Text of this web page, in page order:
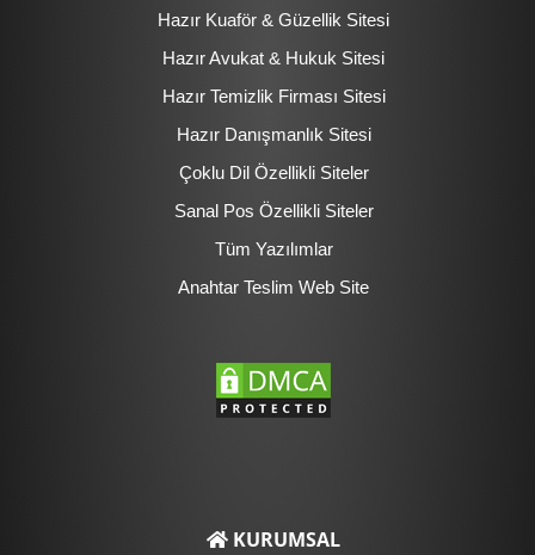
Hazır Kuaför & Güzellik Sitesi
Hazır Avukat & Hukuk Sitesi
Hazır Temizlik Firması Sitesi
Hazır Danışmanlık Sitesi
Çoklu Dil Özellikli Siteler
Sanal Pos Özellikli Siteler
Tüm Yazılımlar
Anahtar Teslim Web Site
KURUMSAL